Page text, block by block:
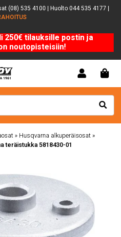
(08) 535 4100 | Huolto 044 535 4177 |
250€ tilauksille postin ja
noutopisteisiin!
» Husqvarna alkuperäisosat »
teräistukka 5818430-01